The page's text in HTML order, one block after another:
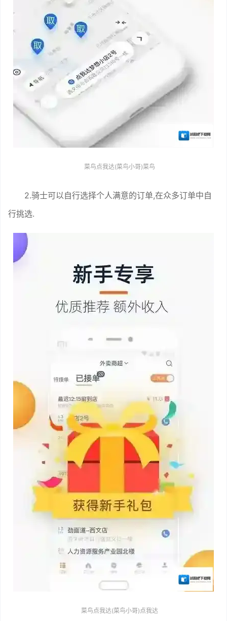
菜鸟点我达(菜鸟小哥)菜鸟
2.骑士可以自行选择个人满意的订单,在众多订单中自
行挑选.
菜鸟点我达(菜鸟小哥)点我达